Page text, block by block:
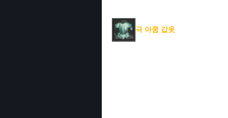
극 아쿰 갑옷